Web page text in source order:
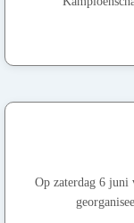
Op zaterdag 6 juni